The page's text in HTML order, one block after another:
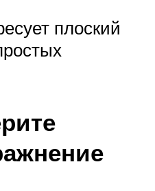
плоский